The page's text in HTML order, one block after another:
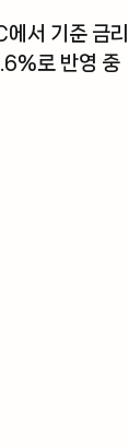
서 기준 금
로 반영 중